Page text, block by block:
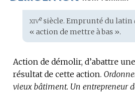
Étymologie
:
xivesiècle. Emprunté du latin
« action de mettre à bas ».
Action de démolir, d’abattre
résultat de cette action.
vieux bâtiment. Un entrepreneur